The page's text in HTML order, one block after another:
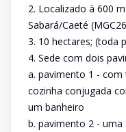
2. Localizado à 600
Sabará/Caeté
3. 10 hectares; (toda
4. Sede com dois
a. pavimento 1 -
cozinha conjugada
um banheiro
b. pavimento 2 -